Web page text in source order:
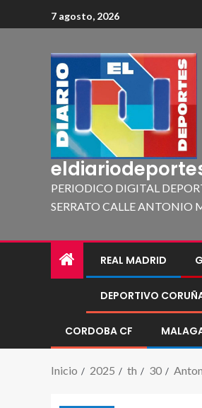
7 agosto, 2026
PERIODICO DIGITAL
SERRATO CALLE ANTONIO
REAL MADRID
DEPORTIVO
CORDOBA CF
Inicio 2025 th 30